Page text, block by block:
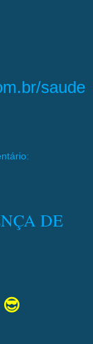
saude
DE